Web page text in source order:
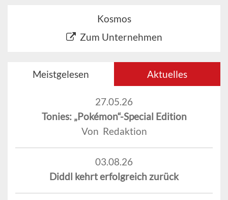
Kosmos
Zum Unternehmen
Meistgelesen Aktuelles
27.05.26
Tonies: „Pokémon“-Special Edition
Von Redaktion
03.08.26
Diddl kehrt erfolgreich zurück